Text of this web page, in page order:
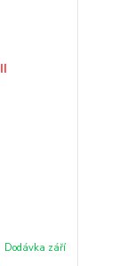
Dodávka září